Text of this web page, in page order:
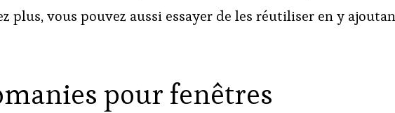
plus, vous pouvez aussi essayer de les réutiliser en y
pour fenêtres